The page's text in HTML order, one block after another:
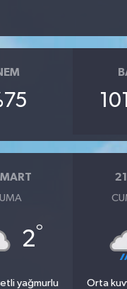
2°
yağmurlu Orta